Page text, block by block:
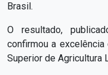
Brasil.
O resultado,
confirmou a
Superior de Agricultura